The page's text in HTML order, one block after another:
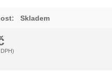
Skladem